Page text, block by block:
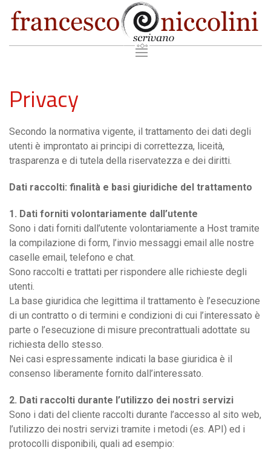
Privacy
Secondo la normativa vigente, il trattamento dei dati degli
utenti è improntato ai principi di correttezza, liceità,
trasparenza e di tutela della riservatezza e dei diritti.
Dati raccolti: finalità e basi giuridiche del trattamento
1. Dati forniti volontariamente dall’utente
Sono i dati forniti dall’utente volontariamente a Host tramite
la compilazione di form, l’invio messaggi email alle nostre
caselle email, telefono e chat.
Sono raccolti e trattati per rispondere alle richieste degli
utenti.
La base giuridica che legittima il trattamento è l’esecuzione
di un contratto o di termini e condizioni di cui l’interessato è
parte o l’esecuzione di misure precontrattuali adottate su
richiesta dello stesso.
Nei casi espressamente indicati la base giuridica è il
consenso liberamente fornito dall’interessato.
2. Dati raccolti durante l’utilizzo dei nostri servizi
Sono i dati del cliente raccolti durante l’accesso al sito web,
l’utilizzo dei nostri servizi tramite i metodi (es. API) ed i
protocolli disponibili, quali ad esempio: